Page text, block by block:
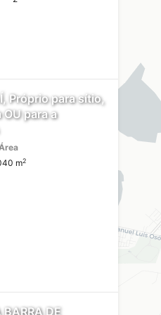
Próprio para sítio,
para a
m2
DE